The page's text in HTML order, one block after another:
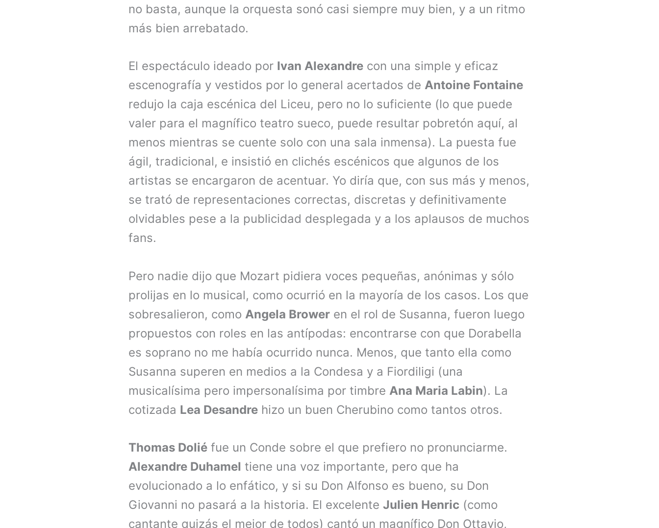
no basta, aunque la orquesta sonó casi siempre muy bien, y a un ritmo
más bien arrebatado.
El espectáculo ideado por Ivan Alexandre con una simple y eficaz
escenografía y vestidos por lo general acertados de Antoine Fontaine
redujo la caja escénica del Liceu, pero no lo suficiente (lo que puede
valer para el magnífico teatro sueco, puede resultar pobretón aquí, al
menos mientras se cuente solo con una sala inmensa). La puesta fue
ágil, tradicional, e insistió en clichés escénicos que algunos de los
artistas se encargaron de acentuar. Yo diría que, con sus más y menos,
se trató de representaciones correctas, discretas y definitivamente
olvidables pese a la publicidad desplegada y a los aplausos de muchos
fans.
Pero nadie dijo que Mozart pidiera voces pequeñas, anónimas y sólo
prolijas en lo musical, como ocurrió en la mayoría de los casos. Los que
sobresalieron, como Angela Brower en el rol de Susanna, fueron luego
propuestos con roles en las antípodas: encontrarse con que Dorabella
es soprano no me había ocurrido nunca. Menos, que tanto ella como
Susanna superen en medios a la Condesa y a Fiordiligi (una
musicalísima pero impersonalísima por timbre Ana Maria Labin). La
cotizada Lea Desandre hizo un buen Cherubino como tantos otros.
Thomas Dolié fue un Conde sobre el que prefiero no pronunciarme.
Alexandre Duhamel tiene una voz importante, pero que ha
evolucionado a lo enfático, y si su Don Alfonso es bueno, su Don
Giovanni no pasará a la historia. El excelente Julien Henric (como
cantante quizás el mejor de todos) cantó un magnífico Don Ottavio,